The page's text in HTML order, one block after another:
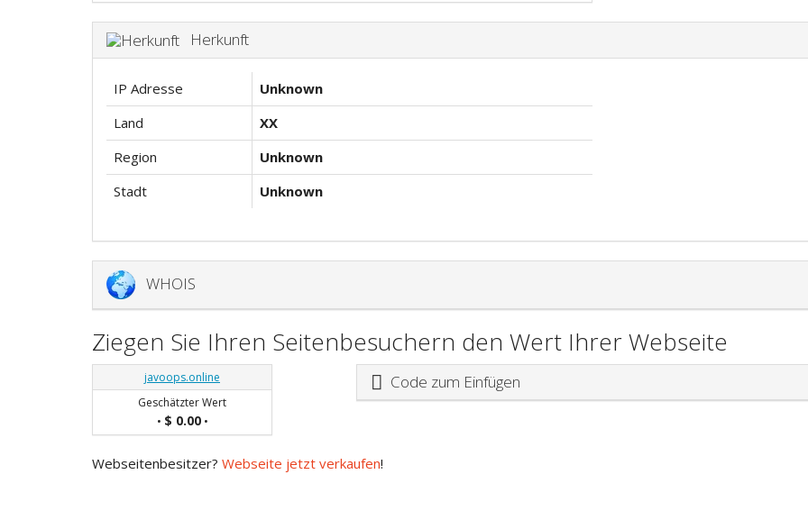
Herkunft
IP Adresse
Unknown
Land
XX
Region
Unknown
Stadt
Unknown
WHOIS
Ziegen Sie Ihren Seitenbesuchern den Wert Ihrer Webseite
javoops.online
Geschätzter Wert
• $ 0.00•
Code zum Einfügen
Webseitenbesitzer? Webseite jetzt verkaufen!